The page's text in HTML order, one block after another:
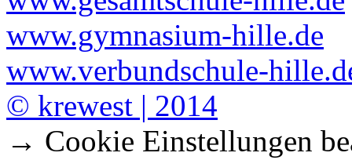
www.gymnasium-hille.de
www.verbundschule-
© krewest | 2014
→ Cookie Einstellungen